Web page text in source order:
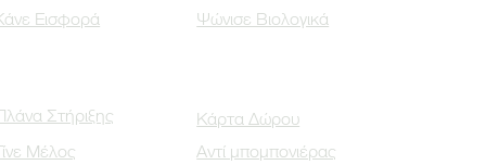
Εισφορά Ψώνισε Βιολογικά
Στήριξης
Μέλος
Κάρτα Δώρου
Αντί μπομπονιέρας